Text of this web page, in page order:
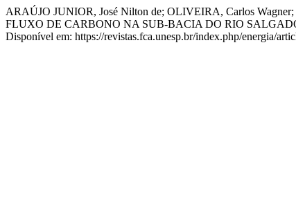
ARAÚJO JUNIOR, José Nilton de; OLIVEIRA, Carlos
FLUXO DE CARBONO NA SUB-BACIA DO RIO
Disponível em: https://revistas.fca.unesp.br/index.php/energia/